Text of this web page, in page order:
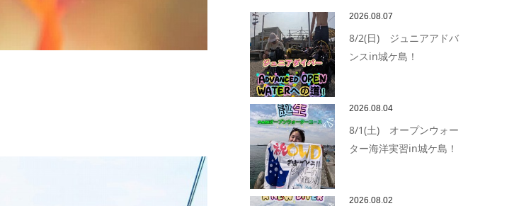
2026.08.07
8/2(日) ジュニアアドバ
ンスin城ケ島！
2026.08.04
8/1(土) オープンウォー
ター海洋実習in城ケ島！
2026.08.02